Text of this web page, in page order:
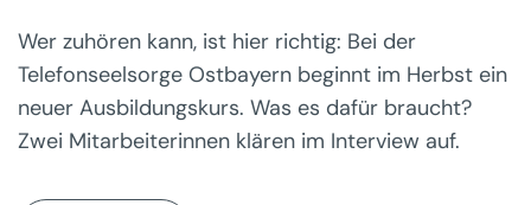
Wer zuhören kann, ist hier richtig: Bei der
Telefonseelsorge Ostbayern beginnt im Herbst ein
neuer Ausbildungskurs. Was es dafür braucht?
Zwei Mitarbeiterinnen klären im Interview auf.